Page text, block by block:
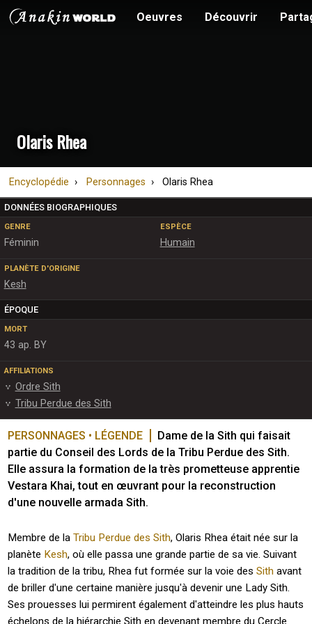
Oeuvres Découvrir
Olaris Rhea
Encyclopédie Personnages Olaris Rhea
DONNÉES BIOGRAPHIQUES
GENRE
Féminin
ESPÈCE
Humain
PLANÈTE D'ORIGINE
Kesh
ÉPOQUE
MORT
43 ap. BY
AFFILIATIONS
Ordre Sith
Tribu Perdue des Sith
PERSONNAGES • LÉGENDE
Dame de la Sith qui faisait
partie du Conseil des Lords de la Tribu Perdue des Sith.
Elle assura la formation de la très prometteuse apprentie
Vestara Khai, tout en œuvrant pour la reconstruction
d'une nouvelle armada Sith.
Membre de laTribu Perdue des Sith, Olaris Rhea était née sur la
planète Kesh, où elle passa une grande partie de sa vie. Suivant
la tradition de la tribu, Rhea fut formée sur la voie desSith avant
de briller d'une certaine manière jusqu'à devenir une Lady Sith.
Ses prouesses lui permirent également d'atteindre les plus hauts
échelons de la hiérarchie Sith en devenant membre du Cercle